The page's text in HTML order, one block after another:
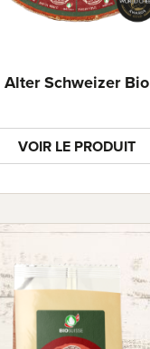
Alter Schweizer Bio
VOIR LE PRODUIT